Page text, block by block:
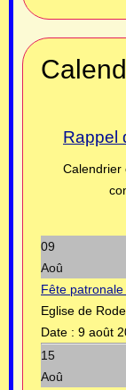
Rappel
Calendrier
09
Aoû
Fête
Eglise de
Date : 9 août
15
Aoû